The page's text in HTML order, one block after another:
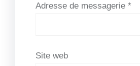
Adresse de messagerie *
Site web